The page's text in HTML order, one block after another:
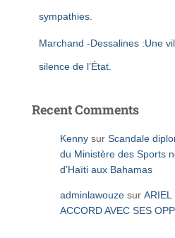
sympathies.
Marchand -Dessalines :Une
silence de l’État.
Recent Comments
Kenny sur Scandale
du Ministère des Sports
d’Haïti aux Bahamas
adminlawouze sur ARIEL
ACCORD AVEC SES